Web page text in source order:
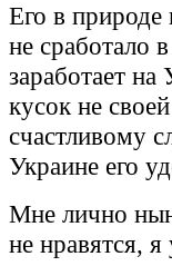
Его в природе
не сработало
заработает
кусок не
счастливому
Украине его
Мне лично
не нравятся, я